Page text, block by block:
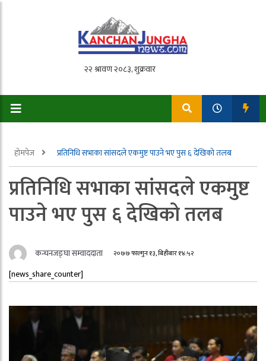
होमपेज प्रतिनिधि सभाका सांसदले एकमुष्ट पाउने भए पुस ६ देखिको तलब
प्रतिनिधि सभाका सांसदले एकमुष्ट
पाउने भए पुस ६ देखिको तलब
कन्चनजङ्घा सम्वाददाता २०७७ फाल्गुन १३, बिहीबार १४:५२
[news_share_counter]